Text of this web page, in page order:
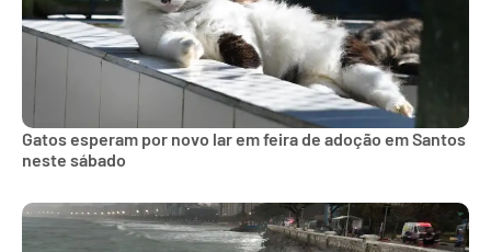
Gatos esperam por novo lar em feira de adoção em Santos
neste sábado